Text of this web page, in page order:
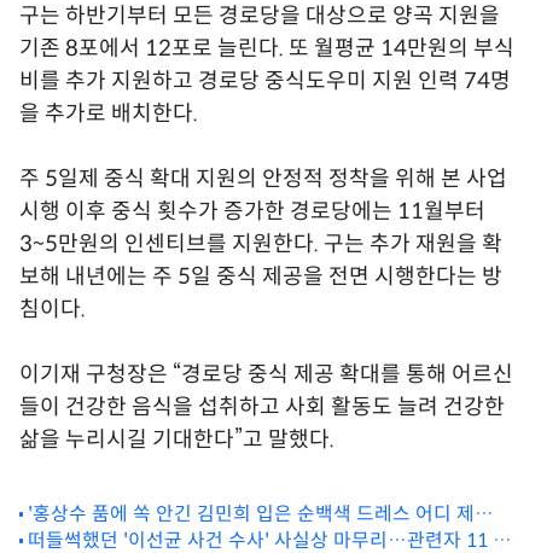
구는 하반기부터 모든 경로당을 대상으로 양곡 지원을
기존 8포에서 12포로 늘린다. 또 월평균 14만원의 부식
비를 추가 지원하고 경로당 중식도우미 지원 인력 74명
을 추가로 배치한다.
주 5일제 중식 확대 지원의 안정적 정착을 위해 본 사업
시행 이후 중식 횟수가 증가한 경로당에는 11월부터
3~5만원의 인센티브를 지원한다. 구는 추가 재원을 확
보해 내년에는 주 5일 중식 제공을 전면 시행한다는 방
침이다.
이기재 구청장은 “경로당 중식 제공 확대를 통해 어르신
들이 건강한 음식을 섭취하고 사회 활동도 늘려 건강한
삶을 누리시길 기대한다”고 말했다.
'홍상수 품에 쏙 안긴 김민희 입은 순백색 드레스 어디 제
품?'…영화제 패션도 '화제'
떠들썩했던 '이선균 사건 수사' 사실상 마무리…관련자 11 중